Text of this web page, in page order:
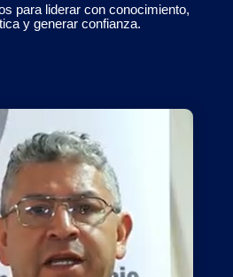
para liderar con conocimiento,
y generar confianza.